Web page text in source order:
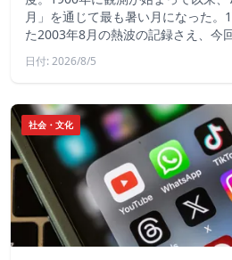
月」を通じて最も暑い月になった。
た2003年8月の熱波の記録さえ、今
日付: 2026/8/5
社会・文化